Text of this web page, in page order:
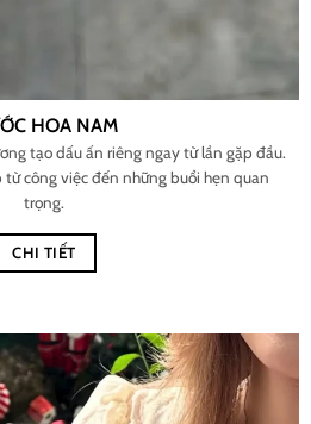
HOA NAM
tạo dấu ấn riêng ngay từ lần gặp đầu.
từ công việc đến những buổi hẹn quan
trọng.
CHI TIẾT